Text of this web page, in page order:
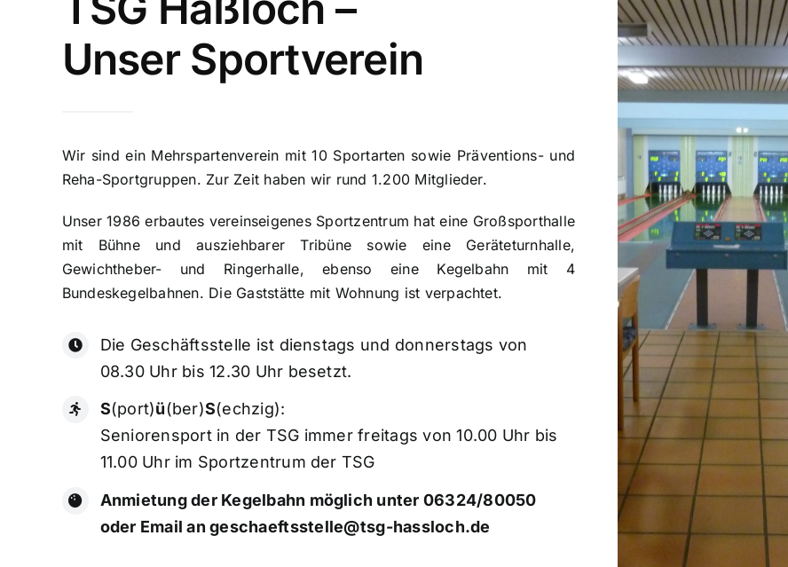
Unser Sportverein
Wir sind ein Mehrspartenverein mit 10 Sportarten sowie Präventions- und
Reha-Sportgruppen. Zur Zeit haben wir rund 1.200 Mitglieder.
Unser 1986 erbautes vereinseigenes Sportzentrum hat eine Großsporthalle
mit Bühne und ausziehbarer Tribüne sowie eine Geräteturnhalle,
Gewichtheber- und Ringerhalle, ebenso eine Kegelbahn mit 4
Bundeskegelbahnen. Die Gaststätte mit Wohnung ist verpachtet.
Die Geschäftsstelle ist dienstags und donnerstags von
08.30 Uhr bis 12.30 Uhr besetzt.
S(port)ü(ber)S(echzig):
Seniorensport in der TSG immer freitags von 10.00 Uhr bis
11.00 Uhr im Sportzentrum der TSG
Anmietung der Kegelbahn möglich unter 06324/80050
oder Email angeschaeftsstelle@tsg-hassloch.de